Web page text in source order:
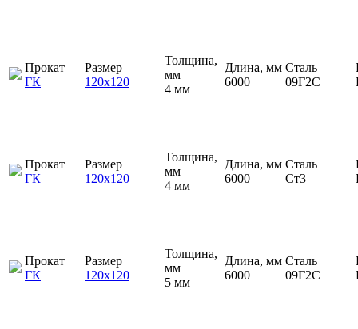
Прокат
ГК
Размер
120х120
Толщина,
мм
4 мм
Длина, мм
6000
Сталь
09Г2С
Прокат
ГК
Размер
120х120
Толщина,
мм
4 мм
Длина, мм
6000
Сталь
Ст3
Прокат
ГК
Размер
120х120
Толщина,
мм
5 мм
Длина, мм
6000
Сталь
09Г2С